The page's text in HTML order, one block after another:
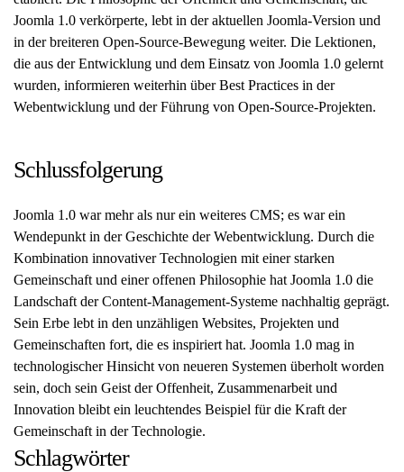
Joomla 1.0 verkörperte, lebt in der aktuellen Joomla-Version und
in der breiteren Open-Source-Bewegung weiter. Die Lektionen,
die aus der Entwicklung und dem Einsatz von Joomla 1.0 gelernt
wurden, informieren weiterhin über Best Practices in der
Webentwicklung und der Führung von Open-Source-Projekten.
Schlussfolgerung
Joomla 1.0 war mehr als nur ein weiteres CMS; es war ein
Wendepunkt in der Geschichte der Webentwicklung. Durch die
Kombination innovativer Technologien mit einer starken
Gemeinschaft und einer offenen Philosophie hat Joomla 1.0 die
Landschaft der Content-Management-Systeme nachhaltig geprägt.
Sein Erbe lebt in den unzähligen Websites, Projekten und
Gemeinschaften fort, die es inspiriert hat. Joomla 1.0 mag in
technologischer Hinsicht von neueren Systemen überholt worden
sein, doch sein Geist der Offenheit, Zusammenarbeit und
Innovation bleibt ein leuchtendes Beispiel für die Kraft der
Gemeinschaft in der Technologie.
Schlagwörter